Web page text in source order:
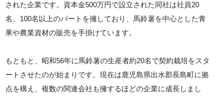
された企業です。資本金500万円で設立された同社は社員20
名、100名以上のパートを擁しており、馬鈴薯を中心とした青
果や農業資材の販売を手掛けています。
もともと、昭和56年に馬鈴薯の生産者約20名で契約栽培をスタ
ートさせたのが始まりです。現在は鹿児島県出水郡長島町に拠
点を構え、複数の関連会社も擁するほどの企業に成長しまし